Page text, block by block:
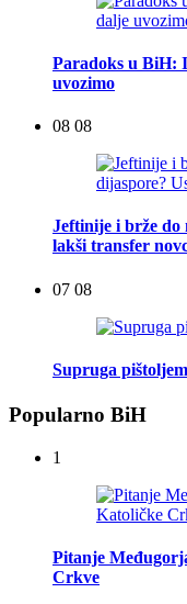
Paradoks u BiH:
uvozimo
08 08
Jeftinije i brže do
lakši transfer
07 08
Supruga
Popularno BiH
1
Pitanje
Crkve